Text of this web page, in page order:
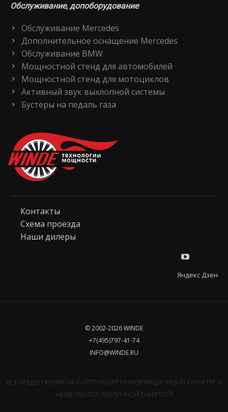
Обслуживание, допоборудование
Обслуживание Mercedes
Дополнительное оснащение Mercedes
Обслуживание BMW
Мощностной стенд для автомобилей
Мощностной стенд для мотоциклов
Активный звук выхлопной системы
Бустеры на педаль газа
Контакты
Схема проезда
Наши дилеры
Яндекс Дзен
© 2002-2026 WINDE
+7(495)797-41-74
INFO@WINDE.RU
ВСЕ ПРЕДЛОЖЕНИЯ НА САЙТЕ НОСЯТ ИНФОРМАЦИОННЫЙ ХАРАКТЕР И
НЕ ЯВЛЯЮТСЯ ПУБЛИЧНОЙ ОФЕРТОЙ!